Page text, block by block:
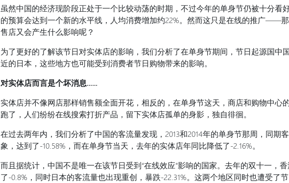
虽然中国的经济现阶段正处于一个比较动荡的时期，不过今年的单身节仍被十分看
的预算会达到一个新的水平线，人均消费增加约22%。然而这只是在线的推广——
售店又会产生什么影响呢？
为了更好的了解该节日对实体店的影响，我们分析了在单身节期间，节日起源国中
近的日本，这些地方也可能受到消费者节日购物带来的影响。
对实体店而言是个坏消息……
实体店并不像网店那样销售额全面开花，相反的，在单身节这天，商店和购物中心
跑了，人们纷纷在线搜索打折产品，留下实体店孤单的身影，独自徘徊。
在过去两年内，我们分析了中国的客流量发现，2013和2014年的单身节那周，同期
象，达到了-10.58%，而在单身节当天，去年的实体店年同比降低了-2.16%。
而且据统计，中国不是唯一在该节日受到“在线效应”影响的国家。去年的双十一，
了-0.8%，同时日本的客流量也出现重创，暴跌-22.31%。这两个地区同时也遭受了